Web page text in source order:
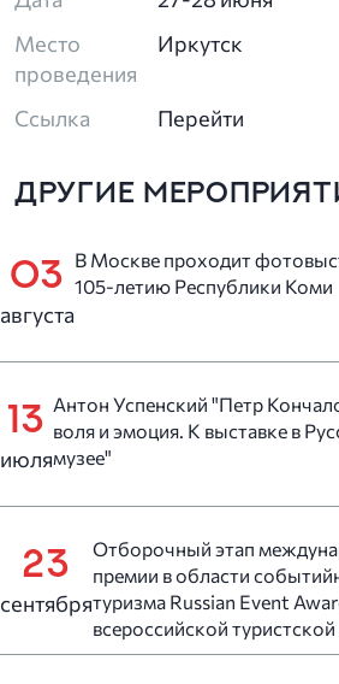
Место
проведения
Иркутск
Ссылка Перейти
ДРУГИЕ
03
августа
В Москве проходит
105-летию Республики Коми
13
июля
Антон Успенский "Петр
воля и эмоция. К выставке в
музее"
23
сентября
Отборочный этап
премии в области
туризма Russian Event
всероссийской
«Маршрут года» и